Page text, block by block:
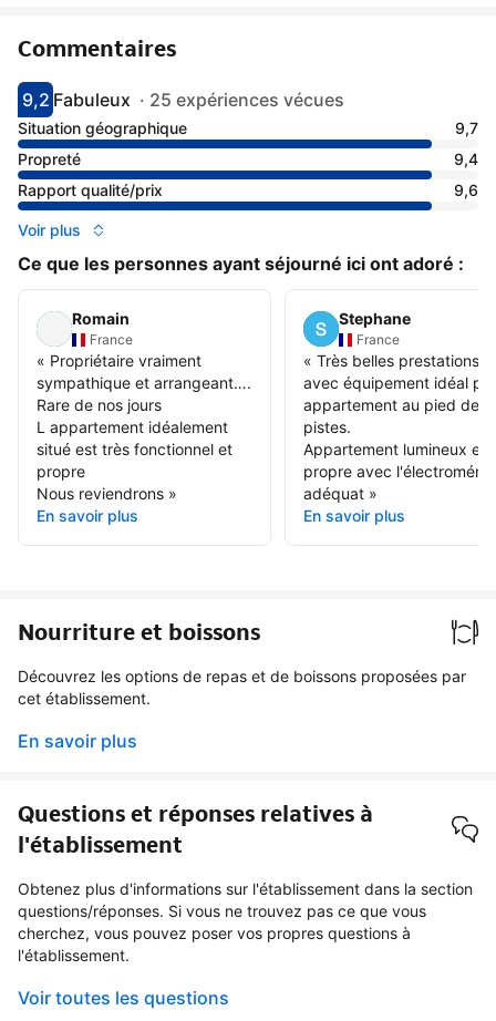
Commentaires
Avec une note de 9.2
9,2
fabuleuxFabuleux · 25 expériences vécues
Situation géographique
9,7
Propreté
9,4
Rapport qualité/prix
9,6
Voir plus
Ce que les personnes ayant séjourné ici ont adoré :
Romain
France
« Propriétaire vraiment
sympathique et arrangeant….
Rare de nos jours
L appartement idéalement
situé est très fonctionnel et
propre
Nous reviendrons »
En savoir plus
Stephane
France
« Très belles prestations
avec équipement idéal
appartement au pied des
pistes.
Appartement lumineux et
propre avec
adéquat»
En savoir plus
Nourriture et boissons
Découvrez les options de repas et de boissons proposées par
cet établissement.
En savoir plus
Questions et réponses relatives à
l'établissement
Obtenez plus d'informations sur l'établissement dans la section
questions/réponses. Si vous ne trouvez pas ce que vous
cherchez, vous pouvez poser vos propres questions à
l'établissement.
Voir toutes les questions